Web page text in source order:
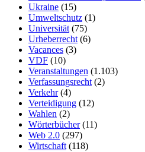
Ukraine (15)
Umweltschutz (1)
Universität (75)
Urheberrecht (6)
Vacances (3)
VDF (10)
Veranstaltungen (1.103)
Verfassungsrecht (2)
Verkehr(4)
Verteidigung (12)
Wahlen (2)
Wörterbücher(11)
Web 2.0 (297)
Wirtschaft (118)